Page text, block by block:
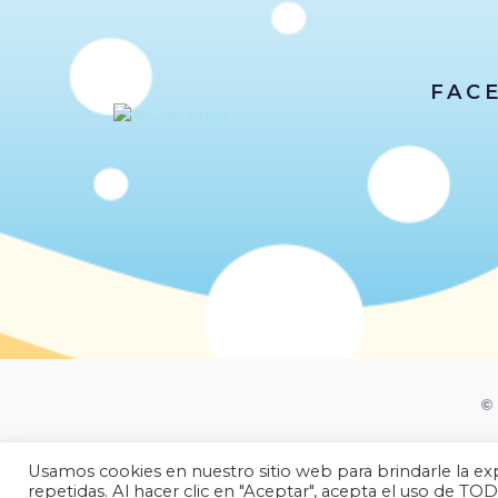
©
Usamos cookies en nuestro sitio web para brindarle la
repetidas. Al hacer clic en "Aceptar", acepta el uso de